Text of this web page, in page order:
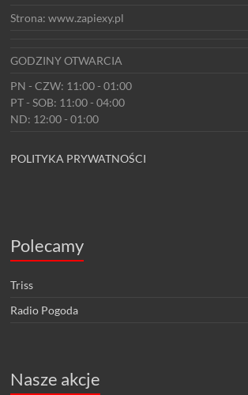
Strona: www.zapiexy.pl
GODZINY OTWARCIA
PN - CZW: 11:00 - 01:00
PT - SOB: 11:00 - 04:00
ND: 12:00 - 01:00
POLITYKA PRYWATNOŚCI
Polecamy
Triss
Radio Pogoda
Nasze akcje